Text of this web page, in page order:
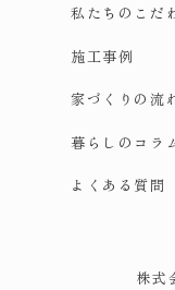
私たちのこだ
施工事例
家づくりの流
暮らしのコラ
よくある質問
株